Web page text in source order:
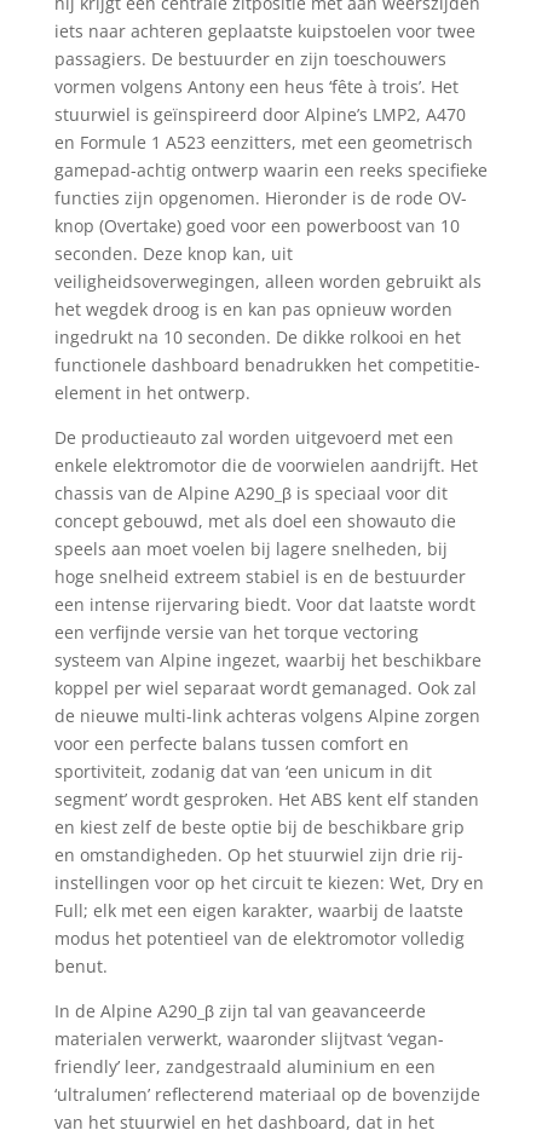
iets naar achteren geplaatste kuipstoelen voor twee
passagiers. De bestuurder en zijn toeschouwers
vormen volgens Antony een heus ‘fête à trois’. Het
stuurwiel is geïnspireerd door Alpine’s LMP2, A470
en Formule 1 A523 eenzitters, met een geometrisch
gamepad-achtig ontwerp waarin een reeks specifieke
functies zijn opgenomen. Hieronder is de rode OV-
knop (Overtake) goed voor een powerboost van 10
seconden. Deze knop kan, uit
veiligheidsoverwegingen, alleen worden gebruikt als
het wegdek droog is en kan pas opnieuw worden
ingedrukt na 10 seconden. De dikke rolkooi en het
functionele dashboard benadrukken het competitie-
element in het ontwerp.
De productieauto zal worden uitgevoerd met een
enkele elektromotor die de voorwielen aandrijft. Het
chassis van de Alpine A290_β is speciaal voor dit
concept gebouwd, met als doel een showauto die
speels aan moet voelen bij lagere snelheden, bij
hoge snelheid extreem stabiel is en de bestuurder
een intense rijervaring biedt. Voor dat laatste wordt
een verfijnde versie van het torque vectoring
systeem van Alpine ingezet, waarbij het beschikbare
koppel per wiel separaat wordt gemanaged. Ook zal
de nieuwe multi-link achteras volgens Alpine zorgen
voor een perfecte balans tussen comfort en
sportiviteit, zodanig dat van ‘een unicum in dit
segment’ wordt gesproken. Het ABS kent elf standen
en kiest zelf de beste optie bij de beschikbare grip
en omstandigheden. Op het stuurwiel zijn drie rij-
instellingen voor op het circuit te kiezen: Wet, Dry en
Full; elk met een eigen karakter, waarbij de laatste
modus het potentieel van de elektromotor volledig
benut.
In de Alpine A290_β zijn tal van geavanceerde
materialen verwerkt, waaronder slijtvast ‘vegan-
friendly’ leer, zandgestraald aluminium en een
‘ultralumen’ reflecterend materiaal op de bovenzijde
van het stuurwiel en het dashboard, dat in het